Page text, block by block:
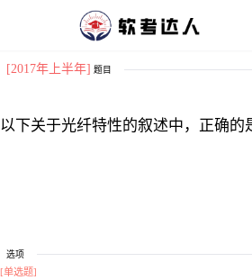
[2017年上半年] 题目
选项
[单选题]